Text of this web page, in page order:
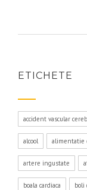
ETICHETE
accident vascular
alcool alimentatie
artere ingustate
boala cardiaca boli